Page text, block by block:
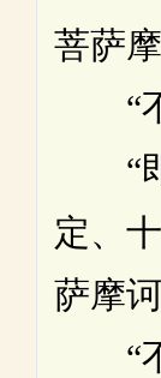
菩萨
“不
“即
定、
萨摩
“不